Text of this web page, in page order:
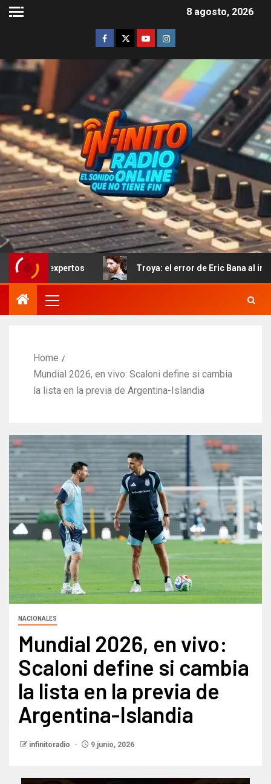
8 agosto, 2026
Troya: el error de Eric Bana al interpretar a Héctor
Home
Mundial 2026, en vivo: Scaloni define si cambia
la lista en la previa de Argentina-Islandia
NACIONALES
Mundial 2026, en vivo:
Scaloni define si cambia
la lista en la previa de
Argentina-Islandia
infinitoradio 9 junio, 2026